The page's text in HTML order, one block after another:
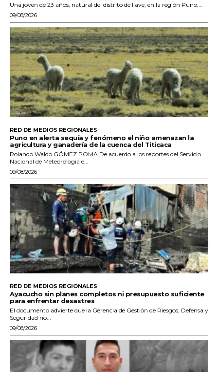
Una joven de 23 años, natural del distrito de Ilave, en la región Puno,...
09/08/2026
RED DE MEDIOS REGIONALES
Puno en alerta sequía y fenómeno el niño amenazan la
agricultura y ganadería de la cuenca del Titicaca
Rolando Waldo GÓMEZ POMA De acuerdo a los reportes del Servicio
Nacional de Meteorología e...
09/08/2026
RED DE MEDIOS REGIONALES
Ayacucho sin planes completos ni presupuesto suficiente
para enfrentar desastres
El documento advierte que la Gerencia de Gestión de Riesgos, Defensa y
Seguridad no...
09/08/2026